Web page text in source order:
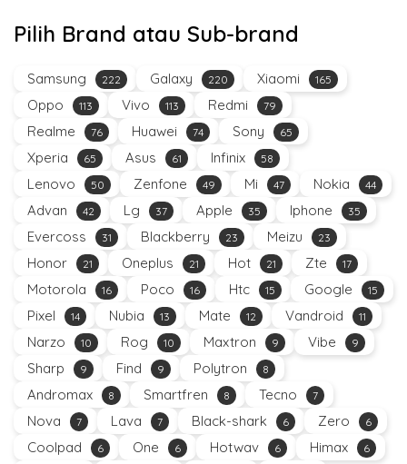
Pilih Brand atau Sub-brand
Samsung 222 Galaxy 220 Xiaomi 165
Oppo 113 Vivo 113 Redmi 79
Realme 76 Huawei 74 Sony 65
Xperia 65 Asus 61 Infinix 58
Lenovo 50 Zenfone 49 Mi 47 Nokia 44
Advan 42 Lg 37 Apple 35 Iphone 35
Evercoss 31 Blackberry 23 Meizu 23
Honor 21 Oneplus 21 Hot 21 Zte 17
Motorola 16 Poco 16 Htc 15 Google 15
Pixel 14 Nubia 13 Mate 12 Vandroid 11
Narzo 10 Rog 10 Maxtron 9 Vibe 9
Sharp 9 Find 9 Polytron 8
Andromax 8 Smartfren 8 Tecno 7
Nova 7 Lava 7 Black-shark 6 Zero 6
Coolpad 6 One 6 Hotwav 6 Himax 6